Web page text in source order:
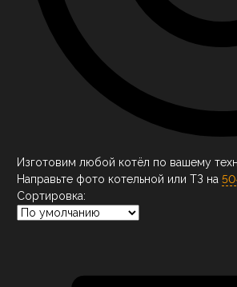
Изготовим любой котёл по вашему
Направьте фото котельной или ТЗ на
Сортировка: